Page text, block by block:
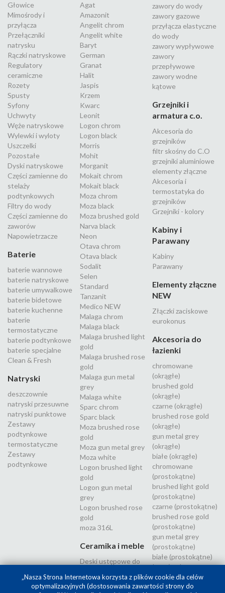
Głowice
Mimośrody i
przyłącza
Przełączniki
natrysku
Rączki natryskowe
Regulatory
ceramiczne
Rozety
Spusty
Syfony
Uchwyty
Węże natryskowe
Wylewki i wyloty
Uszczelki
Pozostałe
Dyski natryskowe
Części zamienne do
stelaży
podtynkowych
Filtry do wody
Części zamienne do
zaworów
Napowietrzacze
Baterie
baterie wannowe
baterie natryskowe
baterie umywalkowe
baterie bidetowe
baterie kuchenne
baterie
termostatyczne
baterie podtynkowe
baterie specjalne
Clean & Fresh
Natryski
deszczownie
natryski przesuwne
natryski punktowe
Zestawy
podtynkowe
termostatyczne
Zestawy
podtynkowe
Agat
Amazonit
Angelit chrom
Angelit white
Baryt
German
Granat
Halit
Jaspis
Krzem
Kwarc
Leonit
Logon chrom
Logon black
Morris
Mohit
Morganit
Mokait chrom
Mokait black
Moza chrom
Moza black
Moza brushed gold
Narva black
Neon
Otava chrom
Otava black
Sodalit
Selen
Standard
Tanzanit
Medico NEW
Malaga chrom
Malaga black
Malaga brushed light
gold
Malaga brushed rose
gold
Malaga gun metal
grey
Malaga white
Sparc chrom
Sparc black
Moza brushed rose
gold
Moza gun metal grey
Moza white
Logon brushed light
gold
Logon gun metal
grey
Logon brushed rose
gold
moza 316L
Ceramika i meble
Deski ustępowe do
zawory do wody
zawory gazowe
przyłącza elastyczne
do wody
zawory wypływowe
zawory
przepływowe
zawory wodne
kątowe
Grzejniki i
armatura c.o.
Akcesoria do
grzejników
filtr skośny do C.O
grzejniki aluminiowe
elementy złączne
Akcesoria i
termostatyka do
grzejników
Grzejniki - kolory
Kabiny i
Parawany
Kabiny
Parawany
Elementy złączne
NEW
Złączki zaciskowe
eurokonus
Akcesoria do
łazienki
chromowane
(okrągłe)
brushed gold
(okrągłe)
czarne (okrągłe)
brushed rose gold
(okrągłe)
gun metal grey
(okrągłe)
białe (okrągłe)
chromowane
(prostokątne)
brushed light gold
(prostokątne)
czarne (prostokątne)
brushed rose gold
(prostokątne)
gun metal grey
(prostokątne)
białe (prostokątne)
Inox (stal
nierdzewna 316L)
„Nasza Strona Internetowa korzysta z plików cookie dla celów
optymalizacyjnych (dostosowania zawartości strony do